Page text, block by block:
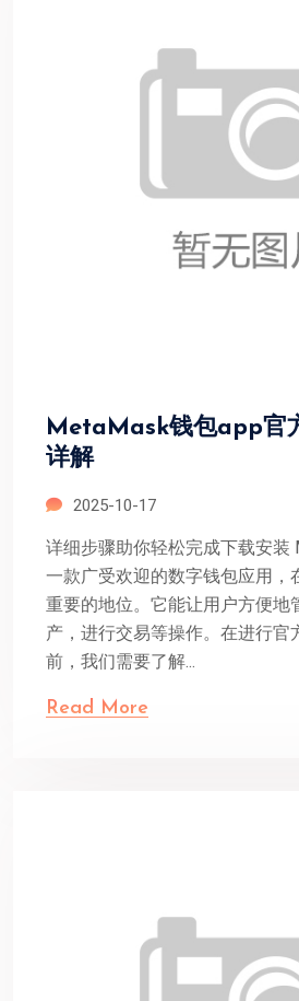
MetaMask钱包app官
详解
2025-10-17
详细步骤助你轻松完成下载安装
一款广受欢迎的数字钱包应用，
重要的地位。它能让用户方便地
产，进行交易等操作。在进行官
前，我们需要了解...
Read More